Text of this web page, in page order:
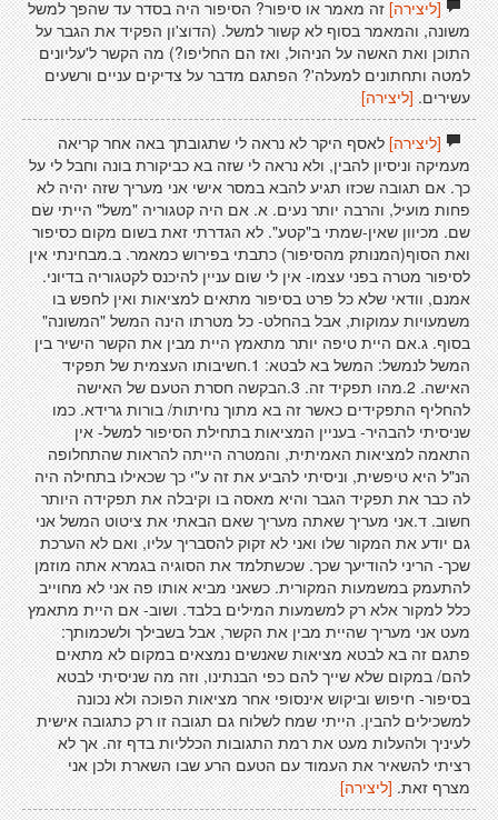
[ליצירה]זה מאמר או סיפור? הסיפור היה בסדר עד שהפך למשל
משונה, והמאמר בסוף לא קשור למשל. (הדוצ'ון הפקיד את הגבר על
התוכן ואת האשה על הניהול, ואז הם החליפו?) מה הקשר ל'עליונים
למטה ותחתונים למעלה'? הפתגם מדבר על צדיקים עניים ורשעים
עשירים. [ליצירה]
[ליצירה]לאסף היקר לא נראה לי שתגובתך באה אחר קריאה
מעמיקה וניסיון להבין, ולא נראה לי שזה בא כביקורת בונה וחבל לי על
כך. אם תגובה שכזו תגיע להבא במסר אישי אני מעריך שזה יהיה לא
פחות מועיל, והרבה יותר נעים. א. אם היה קטגוריה "משל" הייתי שׂם
שם. מכיוון שאין-שמתי ב"קטע". לא הגדרתי זאת בשום מקום כסיפור
ואת הסוף(המנותק מהסיפור) כתבתי בפירוש כמאמר. ב.מבחינתי אין
לסיפור מטרה בפני עצמו- אין לי שום עניין להיכנס לקטגוריה בדיוני.
אמנם, וודאי שלא כל פרט בסיפור מתאים למציאות ואין לחפש בו
משמעויות עמוקות, אבל בהחלט- כל מטרתו הינה המשל "המשונה"
בסוף. ג.אם היית טיפה יותר מתאמץ היית מבין את הקשר הישיר בין
המשל לנמשל: המשל בא לבטא: 1.חשיבותו העצמית של תפקיד
האישה. 2.מהו תפקיד זה. 3.הבקשה חסרת הטעם של האישה
להחליף התפקידים כאשר זה בא מתוך נחיתות/ בורות גרידא. כמו
שניסיתי להבהיר- בעניין המציאות בתחילת הסיפור למשל- אין
התאמה למציאות האמיתית, והמטרה הייתה להראות שהתחלופה
הנ"ל היא טיפשית, וניסיתי להביע את זה ע"י כך שכאילו בתחילה היה
לה כבר את תפקיד הגבר והיא מאסה בו וקיבלה את תפקידה היותר
חשוב. ד.אני מעריך שאתה מעריך שאם הבאתי את ציטוט המשל אני
גם יודע את המקור שלו ואני לא זקוק להסבריך עליו, ואם לא הערכת
שכך- הריני להודיעך שכך. שכשתלמד את הסוגיה בגמרא אתה מוזמן
להתעמק במשמעות המקורית. כשאני מביא אותו פה אני לא מחוייב
כלל למקור אלא רק למשמעות המילים בלבד. ושוב- אם היית מתאמץ
מעט אני מעריך שהיית מבין את הקשר, אבל בשבילך ולשכמותך:
פתגם זה בא לבטא מציאות שאנשים נמצאים במקום לא מתאים
להם/ במקום שלא שייך להם כפי הבנתינו, וזה מה שניסיתי לבטא
בסיפור- חיפוש וביקוש אינסופי אחר מציאות הפוכה ולא נכונה
למשכילים להבין. הייתי שמח לשלוח גם תגובה זו רק כתגובה אישית
לעיניך ולהעלות מעט את רמת התגובות הכלליות בדף זה. אך לא
רציתי להשאיר את העמוד עם הטעם הרע שבו השארת ולכן אני
מצרף זאת. [ליצירה]